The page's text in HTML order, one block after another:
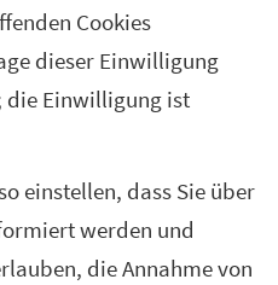
Cookies
dieser Einwilligung
die Einwilligung ist
einstellen, dass Sie über
werden und
die Annahme von